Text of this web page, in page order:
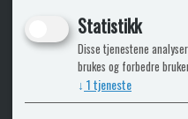
Statistikk
Disse tjenestene
brukes og forbedre
↓ 1tjeneste